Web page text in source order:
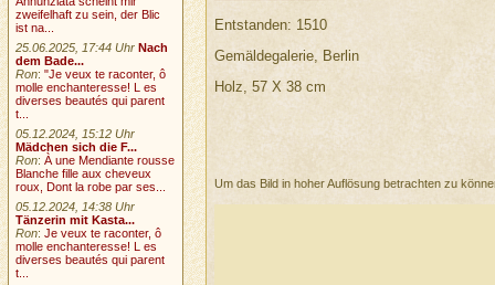
Entstanden: 1510
Gemäldegalerie, Berlin
Holz, 57 X 38 cm
Um das Bild in hoher Auflösung betrachten zu
zweifelhaft zu sein, der Blic
ist na...
25.06.2025, 17:44 Uhr Nach
dem Bade...
Ron:"Je veux te raconter, ô
molle enchanteresse! L es
diverses beautés qui parent
t...
05.12.2024, 15:12 Uhr
Mädchen sich die F...
Ron:À une Mendiante rousse
Blanche fille aux cheveux
roux, Dont la robe par ses...
05.12.2024, 14:38 Uhr
Tänzerin mit Kasta...
Ron:Je veux te raconter, ô
molle enchanteresse! L es
diverses beautés qui parent
t...